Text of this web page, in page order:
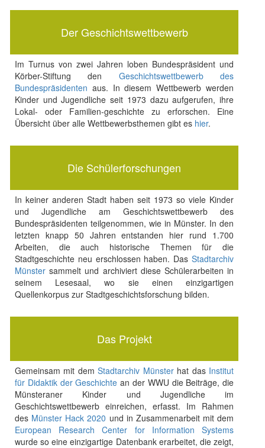
Der Geschichtswettbewerb
Im Turnus von zwei Jahren loben Bundespräsident und
Körber-Stiftung den Geschichtswettbewerb des
Bundespräsidenten aus. In diesem Wettbewerb werden
Kinder und Jugendliche seit 1973 dazu aufgerufen, ihre
Lokal- oder Familien-geschichte zu erforschen. Eine
Übersicht über alle Wettbewerbsthemen gibt es hier.
Die Schülerforschungen
In keiner anderen Stadt haben seit 1973 so viele Kinder
und Jugendliche am Geschichtswettbewerb des
Bundespräsidenten teilgenommen, wie in Münster. In den
letzten knapp 50 Jahren entstanden hier rund 1.700
Arbeiten, die auch historische Themen für die
Stadtgeschichte neu erschlossen haben. DasStadtarchiv
Münstersammelt und archiviert diese Schülerarbeiten in
seinem Lesesaal, wo sie einen einzigartigen
Quellenkorpus zur Stadtgeschichtsforschung bilden.
Das Projekt
Gemeinsam mit demStadtarchiv Münsterhat das Institut
für Didaktik der Geschichte an der WWU die Beiträge, die
Münsteraner Kinder und Jugendliche im
Geschichtswettbewerb einreichen, erfasst. Im Rahmen
des Münster Hack 2020 und in Zusammenarbeit mit dem
European Research Center for Information Systems
wurde so eine einzigartige Datenbank erarbeitet, die zeigt,